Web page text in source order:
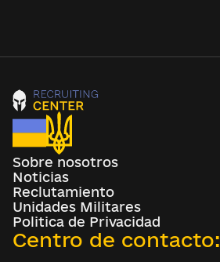
Sobre nosotros
Noticias
Reclutamiento
Unidades Militares
Politica de Privacidad
Centro de contacto: